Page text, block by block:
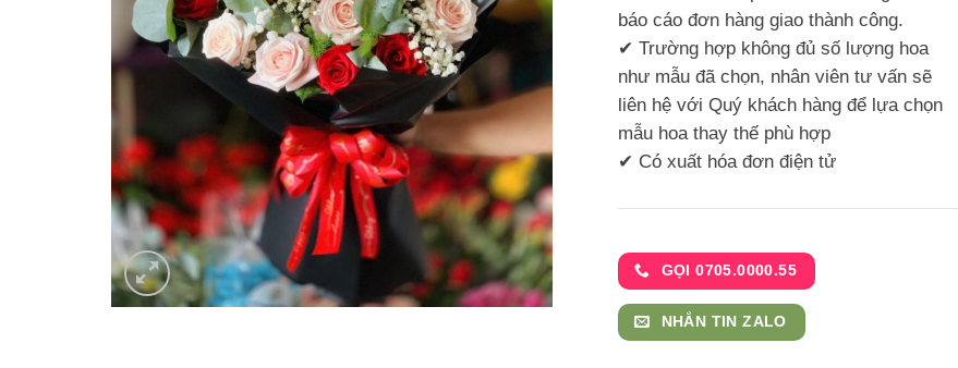
báo cáo đơn hàng giao thành công.
✔ Trường hợp không đủ số lượng hoa
như mẫu đã chọn, nhân viên tư vấn sẽ
liên hệ với Quý khách hàng để lựa chọn
mẫu hoa thay thế phù hợp
✔ Có xuất hóa đơn điện tử
GỌI 0705.0000.55
NHẮN TIN ZALO